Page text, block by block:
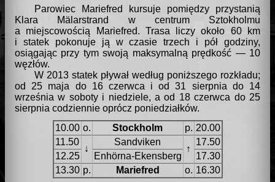
Parowiec Mariefred kursuje pomiędzy przystanią
Klara Mälarstrand w centrum Sztokholmu
a miejscowością Mariefred. Trasa liczy około 60 km
i statek pokonuje ją w czasie trzech i pół godziny,
osiągając przy tym swoją maksymalną prędkość — 10
węzłów.
W 2013 statek pływał według poniższego rozkładu;
od 25 maja do 16 czerwca i od 31 sierpnia do 14
września w soboty i niedziele, a od 18 czerwca do 25
sierpnia codziennie oprócz poniedziałków.
10.00 o. Stockholm p. 20.00
11.50
↓
Sandviken
↑
17.50
12.25
Enhörna-Ekensberg
17.30
13.30 p. Mariefred o. 16.30